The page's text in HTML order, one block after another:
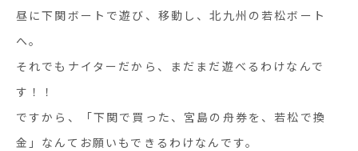
昼に下関ボートで遊び、移動し、北九州の若松ボート
へ。
それでもナイターだから、まだまだ遊べるわけなんで
す！！
ですから、「下関で買った、宮島の舟券を、若松で換
金」なんてお願いもできるわけなんです。